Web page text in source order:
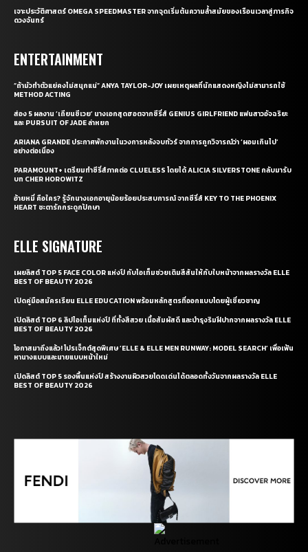
เจาะประวัติศาสตร์ OMEGA SPEEDMASTER จากจุดเริ่มต้นความล้ำสมัยของเรือนเวลาสู่ภารกิจ
ดวงจันทร์
ENTERTAINMENT
“ถ้ามัวทำตัวแย่คงไม่สนุกแน่” ANYA TAYLOR-JOY เผยเหตุผลที่นักแสดงหญิงไม่สามารถใช้
METHOD ACTING
ส่อง 5 ผลงาน ‘เถียนซีเวย’ นางเอกสุดฮอตจากซีรี่ส์ GENIUS GIRLFRIEND แฟนสาวอัจฉริยะ
และ PURSUIT OF JADE ล่าหยก
ARIANA GRANDE ประกาศพักงานในวงการหลังจบทัวร์ จากการถูกวิจารณ์ว่า ‘ผอมเกินไป’
อย่างต่อเนื่อง
PARAMOUNT+ เตรียมทำซีรี่ส์ภาคต่อ CLUELESS โดยได้ ALICIA SILVERSTONE กลับมารับ
บท CHER HOROWITZ
อ้ายหมี่ คือใคร? รู้จักนางเอกอายุน้อยร้อยประสบการณ์ จากซีรี่ส์ KEY TO THE PHOENIX
HEART ชะตารักกระดูกปักษา
ELLE SIGNATURE
เผยลิสต์ TOP 5 FACE COLOR แห่งปี กับไอเท็มช่วยเติมสีสันให้กับใบหน้าจากผลรางวัล ELLE
BEST OF BEAUTY 2026
เปิดคู่มือสมัครเรียน ELLE EDUCATION พร้อมหลักสูตรที่ออกแบบโดยผู้เชี่ยวชาญ
เปิดลิสต์ TOP 6 ลิปไอเท็มแห่งปี ที่ทั้งสีสวย เนื้อสัมผัสดี และบำรุงริมฝีปากจากผลรางวัล ELLE
BEST OF BEAUTY 2026
โอกาสมาถึงแล้ว! โปรเจ็กต์สุดพิเศษ ‘ELLE & ELLE MEN RUNWAY: MODEL SEARCH’ เพื่อเฟ้น
หานางแบบและนายแบบหน้าใหม่
เปิดลิสต์ TOP 5 รองพื้นแห่งปี สร้างงานผิวสวยโดดเด่นได้ตลอดทั้งวันจากผลรางวัล ELLE
BEST OF BEAUTY 2026